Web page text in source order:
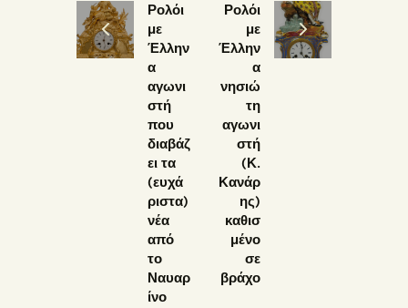
Ρολόι
με
Έλλην
α
αγωνι
στή
που
διαβάζ
ει τα
(ευχά
ριστα)
νέα
από
το
Ναυαρ
ίνο
Ρολόι
με
Έλλην
α
νησιώ
τη
αγωνι
στή
(Κ.
Κανάρ
ης)
καθισ
μένο
σε
βράχο